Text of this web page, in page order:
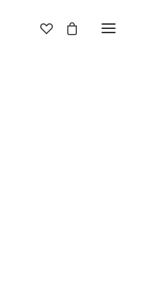
16,
art consulting) pour
120X80.